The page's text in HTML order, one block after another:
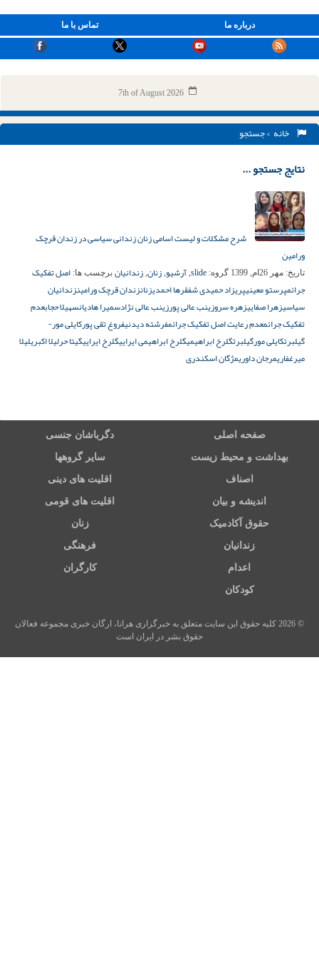
تماس با ما درباره ما
7th of August 2026
خانه > جستجو
نتایج جستجو ...
شرح مشکلات و لیست اسامی زنان زندانی سیاسی در زندان قرچک
ورامین
تاریخ: مهر 26ام, 1399 گروه: slide
, آرشیو, زنان, زندانیان برچسب ها: اصل تفکیک
جرائمپرستو معینیپریزاد حمیدی شفقرها احمدیزنانزندان قرچک ورامینزندانیان
سیاسیزهرا صفاییزهره سروزینب عالی پورزینب عالی نژادسمیرا هادیانسهیلا حجابعدم
تفکیک جرائمعدم رعایت اصل تفکیک جرائمفرشته دیدنیفروغ تقی پورکایلی مور-
گیلبرتکایلی مورگیلبرتگلرخ ابراهیمیگلرخ ابراهیمی ایراییگلرخ ایراییگیتا حرلیلا اکبریلیلا
میرغفاریمرجان داوریمژگان اسکندری
صفحه اصلی دگرباشان جنسی
بهداشت و محیط زیست سایر گروهها
اصناف اقلیت های دینی
اندیشه و بیان اقلیت های قومی
حقوق آکادمیک زنان
زندانیان فرهنگی
اعدام کارگران
کودکان
© 2026 کلیه حقوق این سایت متعلق به خبرگزاری هرانا، ارگان خبری مجموعه فعالان
حقوق بشر در ایران است